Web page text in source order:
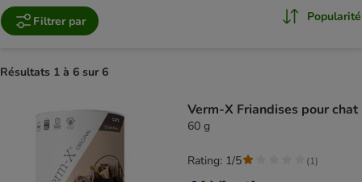
Filtrer par Popularité
Résultats 1 à 6 sur 6
Verm-X Friandises pour chat
60 g
Rating: 1/5 (1)